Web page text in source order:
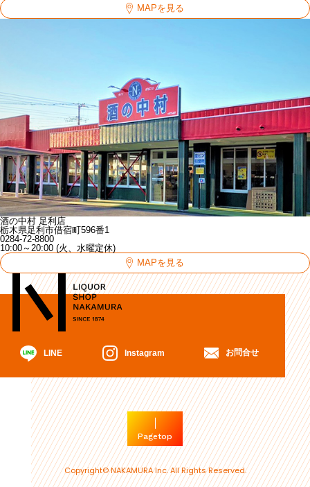
MAPを見る
酒の中村 足利店
栃木県足利市借宿町596番1
0284-72-8800
10:00～20:00 (火、水曜定休)
MAPを見る
LINE Instagram お問合せ
Pagetop
Copyright© NAKAMURA Inc. All Rights Reserved.